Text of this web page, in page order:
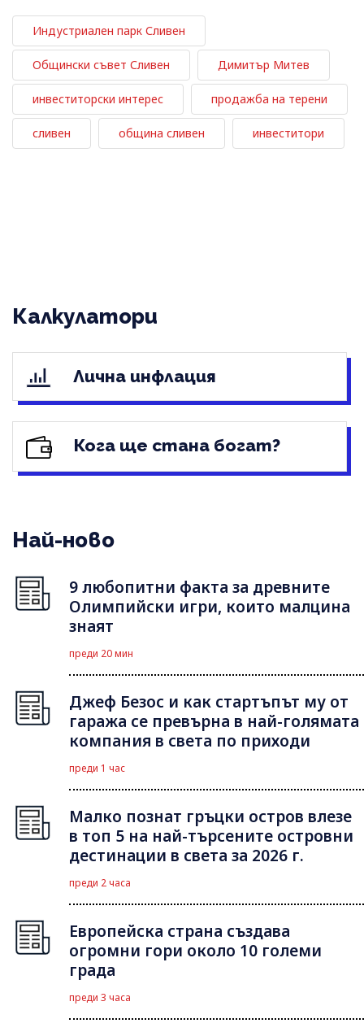
Индустриален парк Сливен
Общински съвет Сливен Димитър Митев
инвеститорски интерес продажба на терени
сливен община сливен инвеститори
Калкулатори
Лична инфлация
Кога ще стана богат?
Най-ново
9 любопитни факта за древните
Олимпийски игри, които малцина
знаят
преди 20 мин
Джеф Безос и как стартъпът му от
гаража се превърна в най-голямата
компания в света по приходи
преди 1 час
Малко познат гръцки остров влезе
в топ 5 на най-търсените островни
дестинации в света за 2026 г.
преди 2 часа
Европейска страна създава
огромни гори около 10 големи
града
преди 3 часа